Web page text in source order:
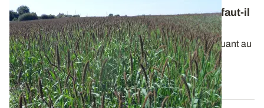
Moissons précoces et stocks fourragers : faut-il
en profiter pour cultiver une dérobée ?
La sécheresse se prolonge et l’inquiétude grandit quant au
potentiel de récolte espéré...
09 JUILL. 2026